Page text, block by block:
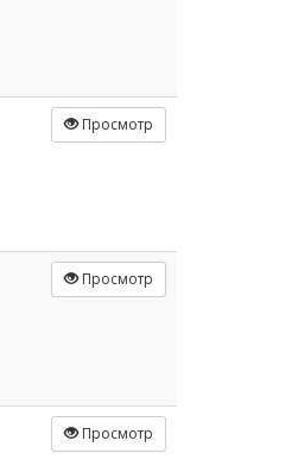
Просмотр
Просмотр
Просмотр